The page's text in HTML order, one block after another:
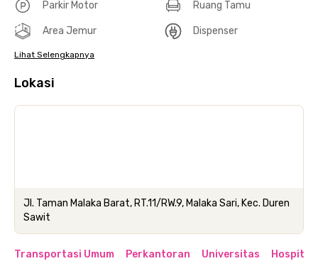
Parkir Motor Ruang Tamu
Area Jemur Dispenser
Lihat Selengkapnya
Lokasi
Jl. Taman Malaka Barat, RT.11/RW.9, Malaka Sari, Kec. Duren
Sawit
Transportasi Umum Perkantoran Universitas Hospital